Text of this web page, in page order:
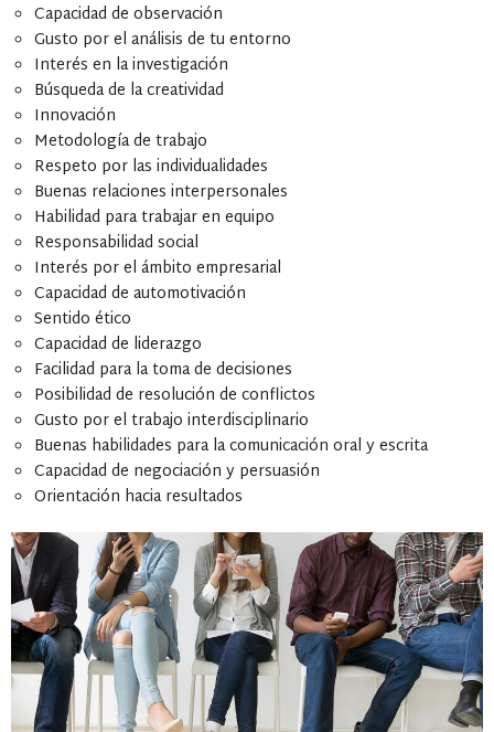
Capacidad de observación
Gusto por el análisis de tu entorno
Interés en la investigación
Búsqueda de la creatividad
Innovación
Metodología de trabajo
Respeto por las individualidades
Buenas relaciones interpersonales
Habilidad para trabajar en equipo
Responsabilidad social
Interés por el ámbito empresarial
Capacidad de automotivación
Sentido ético
Capacidad de liderazgo
Facilidad para la toma de decisiones
Posibilidad de resolución de conflictos
Gusto por el trabajo interdisciplinario
Buenas habilidades para la comunicación oral y escrita
Capacidad de negociación y persuasión
Orientación hacia resultados